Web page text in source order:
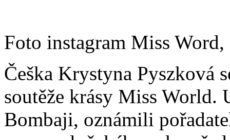
Foto instagram Miss
Češka Krystyna Pyszková
soutěže krásy Miss World.
Bombaji, oznámili